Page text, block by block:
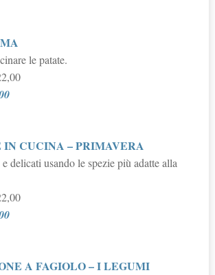
le patate.
IN CUCINA – PRIMAVERA
delicati usando le spezie più adatte alla
A FAGIOLO – I LEGUMI